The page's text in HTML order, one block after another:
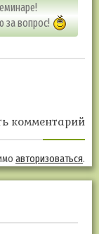
за вопрос!
комментарий
авторизоваться.